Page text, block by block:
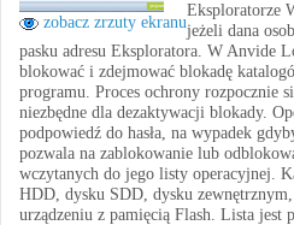
zobacz zrzuty ekranu
Eksploratorze
jeżeli dana
pasku adresu Eksploratora. W Anvide
blokować i zdejmować blokadę
programu. Proces ochrony rozpocznie
niezbędne dla dezaktywacji blokady.
podpowiedź do hasła, na wypadek
pozwala na zablokowanie lub
wczytanych do jego listy operacyjnej.
HDD, dysku SDD, dysku
urządzeniu z pamięcią Flash. Lista jest